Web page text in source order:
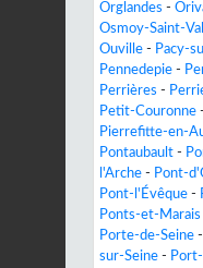
Orglandes -
Osmoy-Saint-
Ouville - Pacy-
Pennedepie -
Perrières -
Petit-Couronne -
Pierrefitte-en-
Pontaubault -
l'Arche - Pont-
Pont-l'Évêque -
Ponts-et-Marais
Porte-de-Seine -
sur-Seine -